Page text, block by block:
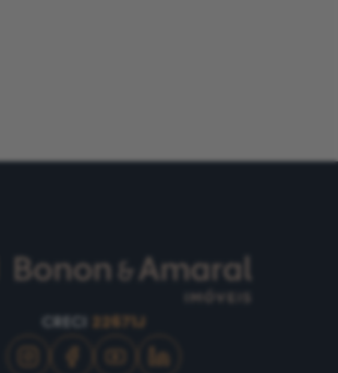
CRECI 22671J